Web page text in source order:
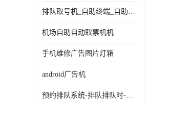
排队取号机_自助终端_自助签到一体机 支持定做
机场自助自动取票机机
手机维修广告图片灯箱
android广告机
预约排队系统-排队排队时-排动排号系统和排队的使用方法